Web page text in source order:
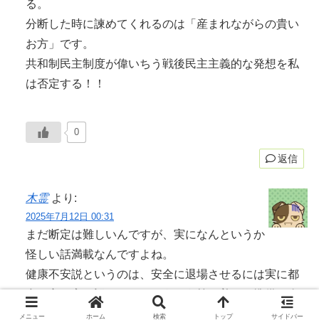
る。
分断した時に諫めてくれるのは「産まれながらの貴い
お方」です。
共和制民主制度が偉いちう戦後民主主義的な発想を私
は否定する！！
0
返信
木霊 より:
2025年7月12日 00:31
まだ断定は難しいんですが、実になんというか
怪しい話満載なんですよね。
健康不安説というのは、安全に退場させるには実に都
合の良い言い訳でして、そういう筋で着々と準備を進
めている感じが強いですね。
メニュー ホーム 検索 トップ サイドバー